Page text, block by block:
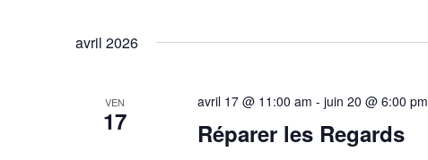
avril 2026
VEN
17 Réparer les Regards
avril 17 @ 11:00 am - juin 20 @ 6:00 pm